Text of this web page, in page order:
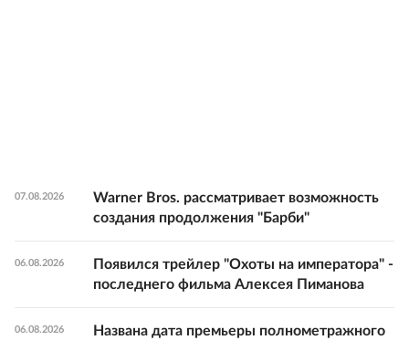
07.08.2026
Warner Bros. рассматривает возможность
создания продолжения "Барби"
06.08.2026
Появился трейлер "Охоты на императора" -
последнего фильма Алексея Пиманова
06.08.2026
Названа дата премьеры полнометражного